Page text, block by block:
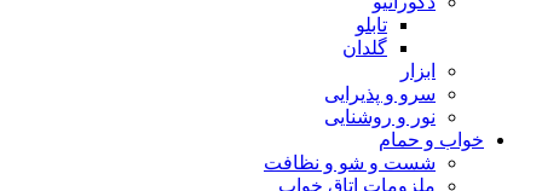
تابلو
گلدان
ابزار
سرو و پذیرایی
نور و روشنایی
خواب و حمام
شست و شو و نظافت
ملزومات اتاق خواب